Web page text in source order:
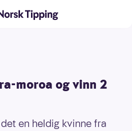
moroa og vinn 2
en heldig kvinne fra